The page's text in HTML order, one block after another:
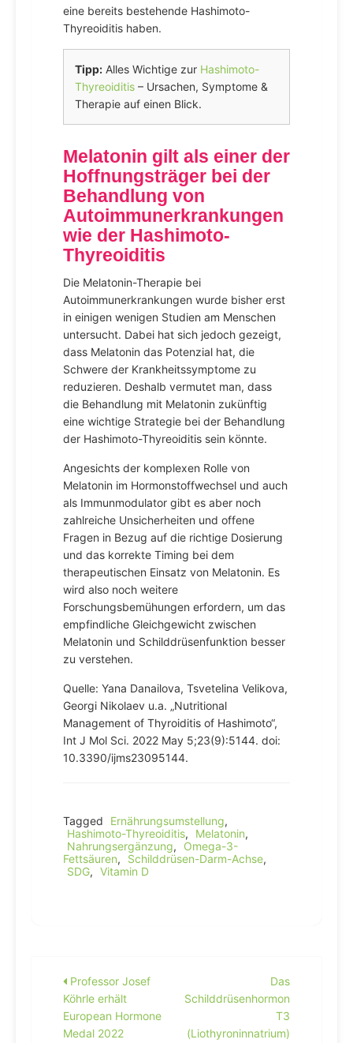
eine bereits bestehende Hashimoto-
Thyreoiditis haben.
Tipp: Alles Wichtige zur Hashimoto-
Thyreoiditis – Ursachen, Symptome &
Therapie auf einen Blick.
Melatonin gilt als einer der
Hoffnungsträger bei der
Behandlung von
Autoimmunerkrankungen
wie der Hashimoto-
Thyreoiditis
Die Melatonin-Therapie bei
Autoimmunerkrankungen wurde bisher erst
in einigen wenigen Studien am Menschen
untersucht. Dabei hat sich jedoch gezeigt,
dass Melatonin das Potenzial hat, die
Schwere der Krankheitssymptome zu
reduzieren. Deshalb vermutet man, dass
die Behandlung mit Melatonin zukünftig
eine wichtige Strategie bei der Behandlung
der Hashimoto-Thyreoiditis sein könnte.
Angesichts der komplexen Rolle von
Melatonin im Hormonstoffwechsel und auch
als Immunmodulator gibt es aber noch
zahlreiche Unsicherheiten und offene
Fragen in Bezug auf die richtige Dosierung
und das korrekte Timing bei dem
therapeutischen Einsatz von Melatonin. Es
wird also noch weitere
Forschungsbemühungen erfordern, um das
empfindliche Gleichgewicht zwischen
Melatonin und Schilddrüsenfunktion besser
zu verstehen.
Quelle: Yana Danailova, Tsvetelina Velikova,
Georgi Nikolaev u.a. „Nutritional
Management of Thyroiditis of Hashimoto“,
Int J Mol Sci. 2022 May 5;23(9):5144. doi:
10.3390/ijms23095144.
Tagged Ernährungsumstellung,
Hashimoto-Thyreoiditis, Melatonin,
Nahrungsergänzung,
Omega-3-
Fettsäuren, Schilddrüsen-Darm-Achse,
SDG, Vitamin D
Beitragsnavigation
Professor Josef
Köhrle erhält
European Hormone
Medal 2022
Das
Schilddrüsenhormon
T3
(Liothyroninnatrium)